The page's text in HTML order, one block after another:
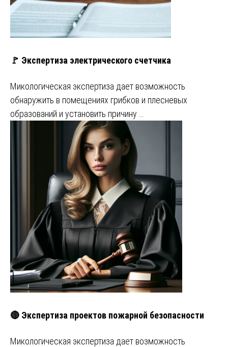
🚩 Экспертиза электрического счетчика
Микологическая экспертиза дает возможность
обнаружить в помещениях грибков и плесневых
образований и установить причину …
🔴 Экспертиза проектов пожарной безопасности
Микологическая экспертиза дает возможность